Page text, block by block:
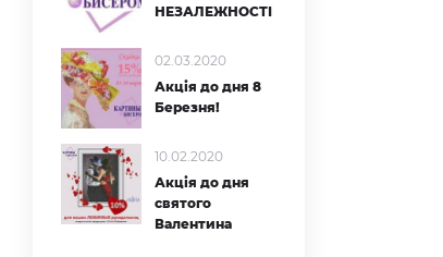
НЕЗАЛЕЖНОСТІ
02.03.2020
Акція до дня 8
Березня!
10.02.2020
Акція до дня
святого
Валентина